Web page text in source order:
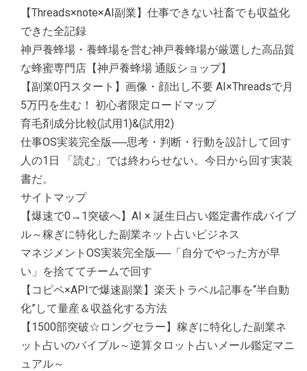
【Threads×note×AI副業】仕事できない社畜でも収益化
できた全記録
神戸養蜂場・養蜂場を営む神戸養蜂場が厳選した高品質
な蜂蜜専門店【神戸養蜂場 通販ショップ】
【副業0円スタート】画像・顔出し不要 AI×Threadsで月
5万円を生む！ 初心者限定ロードマップ
育毛剤成分比較(試用1)&(試用2)
仕事OS実装完全版──思考・判断・行動を設計して回す
人の1日 「読む」では終わらせない。今日から回す実装
書だ。
サイトマップ
【爆速で0→1突破へ】AI × 誕生日占い鑑定書作成バイブ
ル～稼ぎに特化した副業ネット占いビジネス
マネジメントOS実装完全版──「自分でやった方が早
い」を捨ててチームで回す
【コピペ×APIで爆速副業】楽天トラベル記事を“半自動
化”して量産＆収益化する方法
【1500部突破☆ロングセラー】稼ぎに特化した副業ネ
ット占いのバイブル～逆算タロット占いメール鑑定マニ
ュアル～